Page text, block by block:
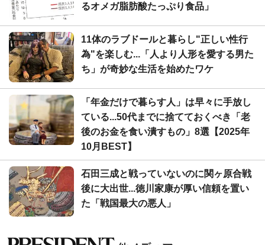
るオメガ脂肪酸たっぷり食品」
11体のラブドールと暮らし"正しい性行
為"を楽しむ...「人より人形を愛する男た
ち」が奇妙な生活を始めたワケ
「年金だけで暮らす人」は早々に手放し
ている...50代までに捨てておくべき「老
後のお金を食い潰すもの」8選【2025年
10月BEST】
石田三成と戦っていないのに関ヶ原合戦
後に大出世...徳川家康が厚い信頼を置い
た「戦国最大の悪人」